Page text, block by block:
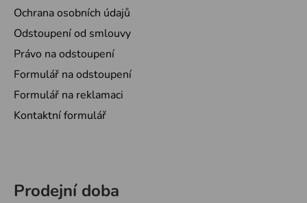
Ochrana osobních údajů
Odstoupení od smlouvy
Právo na odstoupení
Formulář na odstoupení
Formulář na reklamaci
Kontaktní formulář
Prodejní doba